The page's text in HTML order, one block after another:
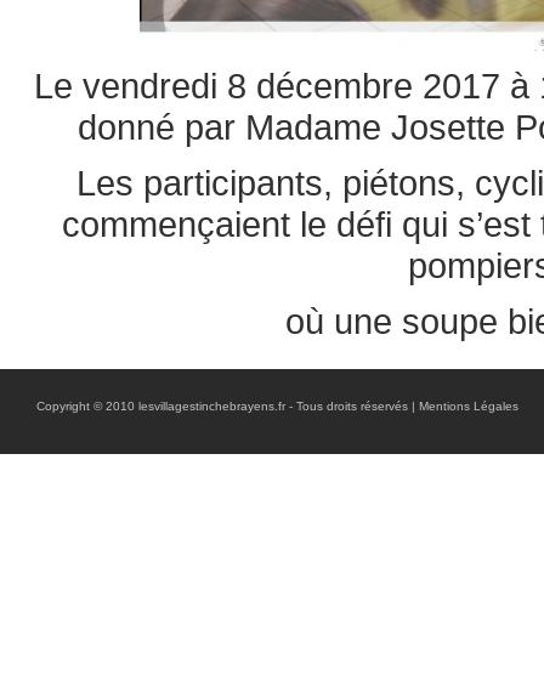
Le vendredi 8 décembre 2017
donné par Madame Josette
Les participants, piétons,
commençaient le défi qui
où une soupe
Copyright © 2010 lesvillagestinchebrayens.fr - Tous droits réservés | Mentions Légales